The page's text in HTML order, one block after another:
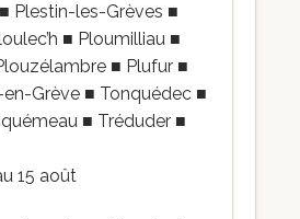
Plestin-les-Grèves ■
■ Ploumilliau ■
■ Plufur ■
Grève ■ Tonquédec ■
■ Tréduder ■
15 août